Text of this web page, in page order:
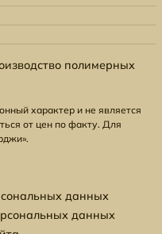
полимерных
характер и не является
от цен по факту. Для
данных
данных